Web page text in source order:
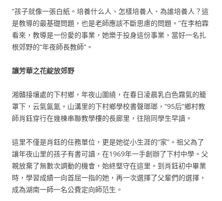
“孩子就像一張白紙。培養什么人、怎樣培養人、為誰培養人？這
是教導的最基礎問題，也是老師應該不斷思慮的問題。”在李柏霖
看來，教導是一份愛的事業，她樂于投身這份事業，當好一名扎
根郊野的“年夜師長教師”。
讓芳華之花綻放郊野
湘贛接壤處的下村鄉，年夜山圍繞，在春日凌晨乳白色霧氣的籠
罩下，云氣氤氳。山溝里的下村鄉學校書聲瑯瑯，“95后”鄉村教
師肖鈺穿行在幾棟串聯教學樓的長廊里，往陪同學生早讀。
這里不僅是肖鈺的任務單位，更是她從小生涯的“家”。祖父為了
讓年夜山里的孩子有書可讀，在1969年一手創辦了下村中學。父
親放棄了無數次調動的機會，始終堅守在這里。到肖鈺初中畢業
時，學習成績一向首屈一指的她，再一次選擇了父輩們的選擇，
成為湖南一師一名公費定向師范生。